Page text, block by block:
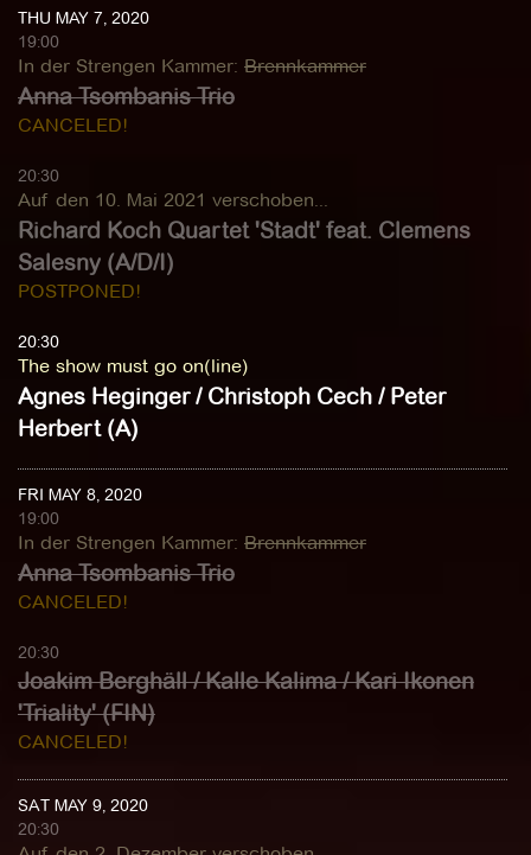
THU MAY 7, 2020
19:00
In der Strengen Kammer: Brennkammer
Anna Tsombanis Trio
CANCELED!
20:30
Auf den 10. Mai 2021 verschoben...
Richard Koch Quartet 'Stadt' feat. Clemens
Salesny (A/D/I)
POSTPONED!
20:30
The show must go on(line)
Agnes Heginger / Christoph Cech / Peter
Herbert (A)
FRI MAY 8, 2020
19:00
In der Strengen Kammer: Brennkammer
Anna Tsombanis Trio
CANCELED!
20:30
Joakim Berghäll / Kalle Kalima / Kari Ikonen
'Triality' (FIN)
CANCELED!
SAT MAY 9, 2020
20:30